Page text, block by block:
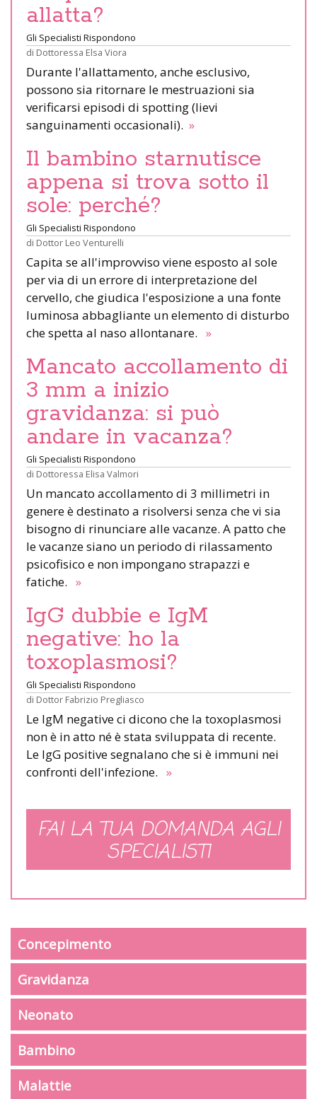
allatta?
Gli Specialisti Rispondono
di Dottoressa Elsa Viora
Durante l'allattamento, anche esclusivo,
possono sia ritornare le mestruazioni sia
verificarsi episodi di spotting (lievi
sanguinamenti occasionali). »
Il bambino starnutisce
appena si trova sotto il
sole: perché?
Gli Specialisti Rispondono
di Dottor Leo Venturelli
Capita se all'improvviso viene esposto al sole
per via di un errore di interpretazione del
cervello, che giudica l'esposizione a una fonte
luminosa abbagliante un elemento di disturbo
che spetta al naso allontanare. »
Mancato accollamento di
3 mm a inizio
gravidanza: si può
andare in vacanza?
Gli Specialisti Rispondono
di Dottoressa Elisa Valmori
Un mancato accollamento di 3 millimetri in
genere è destinato a risolversi senza che vi sia
bisogno di rinunciare alle vacanze. A patto che
le vacanze siano un periodo di rilassamento
psicofisico e non impongano strapazzi e
fatiche. »
IgG dubbie e IgM
negative: ho la
toxoplasmosi?
Gli Specialisti Rispondono
di Dottor Fabrizio Pregliasco
Le IgM negative ci dicono che la toxoplasmosi
non è in atto né è stata sviluppata di recente.
Le IgG positive segnalano che si è immuni nei
confronti dell'infezione. »
FAI LA TUA DOMANDA AGLI
SPECIALISTI
Concepimento
Gravidanza
Neonato
Bambino
Malattie